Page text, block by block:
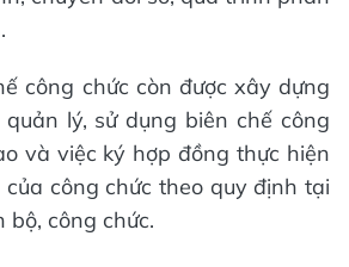
công chức còn được xây dựng
lý, sử dụng biên chế công
và việc ký hợp đồng thực hiện
công chức theo quy định tại
bộ, công chức.